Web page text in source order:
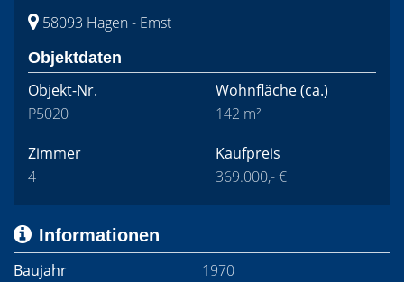
58093 Hagen - Emst
Objektdaten
Objekt-Nr.
P5020
Wohnfläche(ca.)
142 m²
Zimmer
4
Kaufpreis
369.000,- €
Informationen
Baujahr
1970